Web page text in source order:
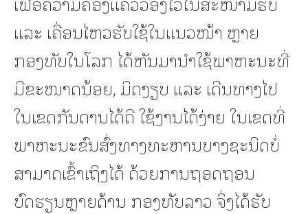
ແລະ ເຄື່ອນໄຫວຮັບໃຊ້ໃນແນວໜ້າ ຫຼາຍ
ກອງທັບໃນໂລກ ໄດ້ຫັນມານໍາໃຊ້ພາຫະນະທີ່
ມີຂະໜາດນ້ອຍ, ມິດງຽບ ແລະ ເດີນທາງໄປ
ໃນເຂດກັນດານໄດ້ດີ ໃຊ້ງານໄດ້ງ່າຍ ໃນເຂດທີ່
ພາຫະນະຂົນສົ່ງທາງທະຫານບາງຊະນິດບໍ່
ສາມາດເຂົ້າເຖິງໄດ້ ດ້ວຍການຖອດຖອນ
ບົດຮຽນຫຼາຍດ້ານ ກອງທັບລາວ ຈຶ່ງໄດ້ຮັບ